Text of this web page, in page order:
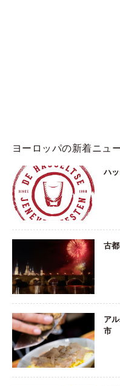
ヨーロッパの新着ニュ
ハ
古
ア
市